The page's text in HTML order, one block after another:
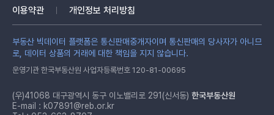
이용약관 개인정보 처리방침
부동산 빅데이터 플랫폼은 통신판매중개자이며 통신판매의 당사자가 아니므
로, 데이터 상품의 거래에 대한 책임을 지지 않습니다.
운영기관 한국부동산원 사업자등록번호 120-81-00695
(우)41068 대구광역시 동구 이노밸리로 291(신서동) 한국부동산원
E-mail : k07891@reb.or.kr